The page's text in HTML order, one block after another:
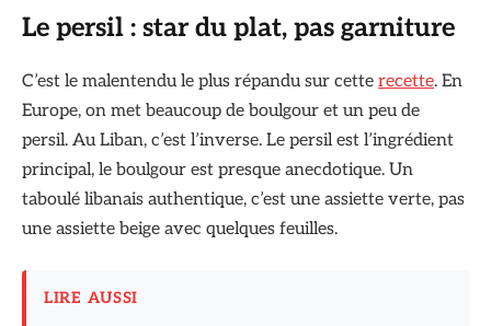
Le persil : star du plat, pas garniture
C’est le malentendu le plus répandu sur cette recette. En
Europe, on met beaucoup de boulgour et un peu de
persil. Au Liban, c’est l’inverse. Le persil est l’ingrédient
principal, le boulgour est presque anecdotique. Un
taboulé libanais authentique, c’est une assiette verte, pas
une assiette beige avec quelques feuilles.
LIRE AUSSI